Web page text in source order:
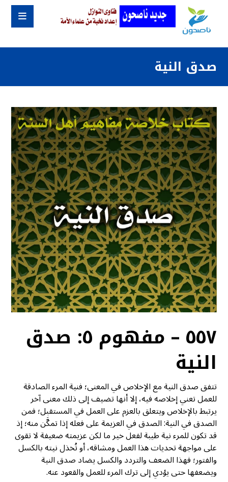
صدق النية
٥٥٧ – مفهوم ٥: صدق
النية
تتفق صدق النية مع الإخلاص في المعنى؛ فنية المرء الصادقة
للعمل تعني إخلاصه فيه، إلا أنها تضيف إلى ذلك معنى آخر
يرتبط بالإخلاص ويتعلق بالعزم على العمل في المستقبل؛ فمن
الصدق في النية: الصدق في العزيمة على فعله إذا تمكَّن منه؛ إذ
قد تكون للمرء نية طيبة لفعل خير ما لكن عزيمته ضعيفة لا تقوى
على مواجهة تحديات هذا العمل ومشاقه، أو تُخذل نيته بالكسل
والفتور؛ فهذا الضعف والتردد والكسل يضاد صدق النية
ويضعفها حتى يؤدي إلى ترك المرء للعمل والقعود عنه.